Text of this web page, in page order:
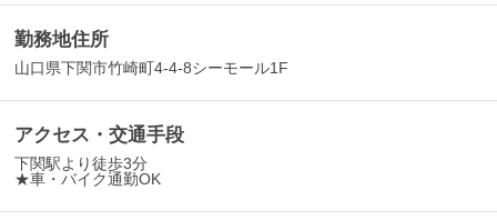
勤務地住所
山口県下関市竹崎町4-4-8シーモール1F
アクセス・交通手段
下関駅より徒歩3分
★車・バイク通勤OK